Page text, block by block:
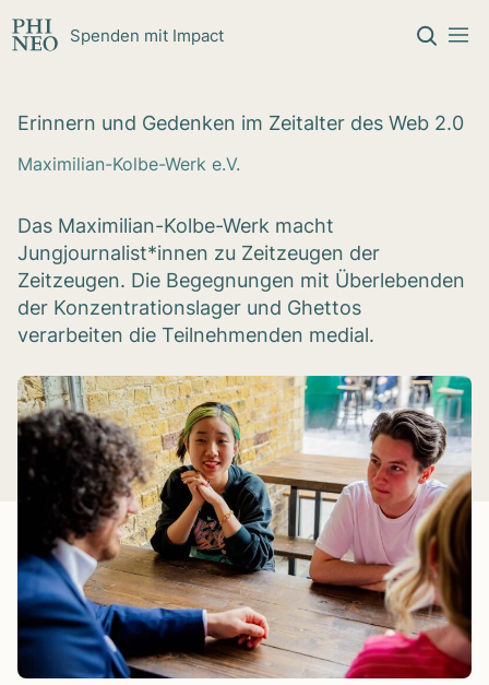
Spenden mit Impact
Erin­nern und Geden­ken im Zeit­al­ter des Web 2.0
Maximilian-Kolbe-Werk e.V.
Das Maximilian-Kolbe-Werk macht
Jungjournalist*innen zu Zeitzeugen der
Zeitzeugen. Die Begegnungen mit Überlebenden
der Konzentrationslager und Ghettos
verarbeiten die Teilnehmenden medial.